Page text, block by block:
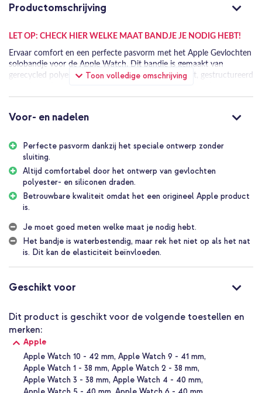
Productomschrijving
Toon volledige omschrijving
LET OP: CHECK HIER WELKE MAAT BANDJE JE NODIG HEBT!
Ervaar comfort en een perfecte pasvorm met het Apple Gevlochten
solobandje voor de Apple Watch. Dit bandje is gemaakt van
gerecycled polyester en siliconen, en biedt een zacht, gestructureerd
dagelijks gebruik.
Perfecte pasvorm
Dankzij het rekbare ontwerp schuif je het bandje eenvoudig om je
pols, zonder gedoe met gespen. Het bandje is gemaakt door 16.000
gerecyclede polyestergarens te vlechten rond ultradunne
siliconendraden. Vervolgens wordt het bandje met een laser op de
exacte lengte gesneden, zodat jij kunt genieten van een perfecte fit.
Duurzaam functioneel
actieve dagen. Bovendien is dit bandje CO₂-neutraal, met meer dan
40% gerecycled materiaal en productie met schone energie. Je kiest
dus niet alleen voor comfort, maar ook voor een bewuste keuze. Let
optimaal aansluiten op je je Apple Watch. De kwaliteit is
gegarandeerd en het staat erom bekend lang mee te gaan. Verder
staan duurzaamheid in het product en productieproces vaak
centraal, bekend als Apple 2030.
Waarom het Apple Gevlochten solobandje voor de Apple Watch?
Voor- en nadelen
Perfecte pasvorm dankzij het speciale ontwerp zonder
sluiting.
Altijd comfortabel door het ontwerp van gevlochten
polyester- en siliconen draden.
Betrouwbare kwaliteit omdat het een origineel Apple product
is.
Je moet goed meten welke maat je nodig hebt.
Het bandje is waterbestendig, maar rek het niet op als het nat
is. Dit kan de elasticiteit beïnvloeden.
Geschikt voor
Dit product is geschikt voor de volgende toestellen en
merken:
Apple
Apple Watch 10 - 42 mm Apple Watch 9 - 41 mm
Apple Watch 1 - 38 mm Apple Watch 2 - 38 mm
Apple Watch 3 - 38 mm Apple Watch 4 - 40 mm